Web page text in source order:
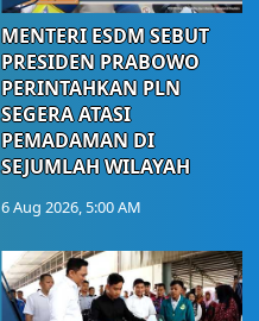
MENTERI ESDM SEBUT
PRESIDEN PRABOWO
PERINTAHKAN PLN
SEGERA ATASI
PEMADAMAN DI
SEJUMLAH WILAYAH
6 Aug 2026, 5:00 AM